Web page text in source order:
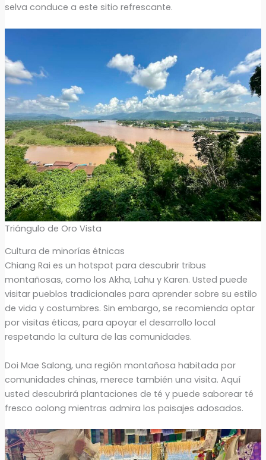
selva conduce a este sitio refrescante.
Triángulo de Oro Vista
Cultura de minorías étnicas
Chiang Rai es un hotspot para descubrir tribus
montañosas, como los Akha, Lahu y Karen. Usted puede
visitar pueblos tradicionales para aprender sobre su estilo
de vida y costumbres. Sin embargo, se recomienda optar
por visitas éticas, para apoyar el desarrollo local
respetando la cultura de las comunidades.
Doi Mae Salong, una región montañosa habitada por
comunidades chinas, merece también una visita. Aquí
usted descubrirá plantaciones de té y puede saborear té
fresco oolong mientras admira los paisajes adosados.